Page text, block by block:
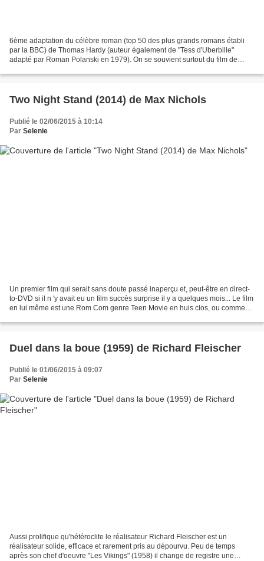
6ème adaptation du célèbre roman (top 50 des plus grands romans établi
par la BBC) de Thomas Hardy (auteur également de "Tess d'Uberbille"
adapté par Roman Polanski en 1979). On se souvient surtout du film de
Two Night Stand (2014) de Max Nichols
Publié le 02/06/2015 à 10:14
Par Selenie
Un premier film qui serait sans doute passé inaperçu et, peut-être en direct-
to-DVD si il n 'y avait eu un film succès surprise il y a quelques mois... Le film
en lui même est une Rom Com genre Teen Movie en huis clos, ou comment
Duel dans la boue (1959) de Richard Fleischer
Publié le 01/06/2015 à 09:07
Par Selenie
Aussi prolifique qu'hétéroclite le réalisateur Richard Fleischer est un
réalisateur solide, efficace et rarement pris au dépourvu. Peu de temps
après son chef d'oeuvre "Les Vikings" (1958) il change de registre une